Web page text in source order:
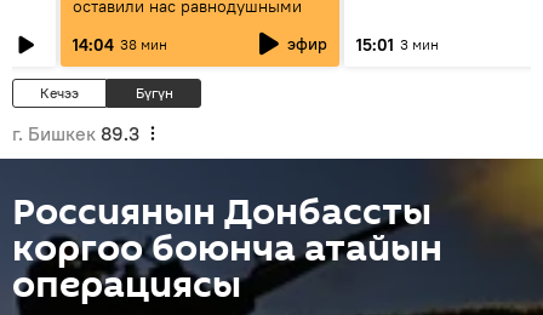
оставили нас равнодушными
14:04 38 мин эфир 15:01 3 мин
Кечээ Бүгүн
г. Бишкек 89.3
Россиянын Донбассты
коргоо боюнча атайын
операциясы